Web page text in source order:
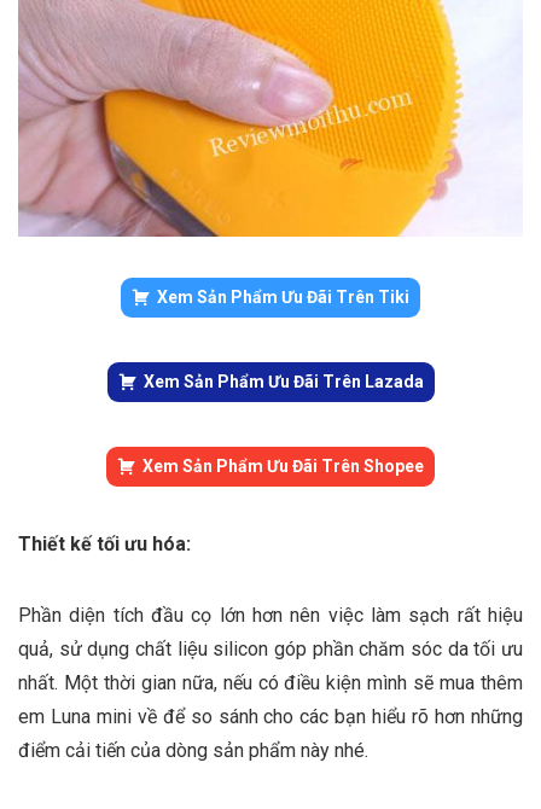
Xem Sản Phẩm Ưu Đãi Trên Tiki
Xem Sản Phẩm Ưu Đãi Trên Lazada
Xem Sản Phẩm Ưu Đãi Trên Shopee
Thiết kế tối ưu hóa:
Phần diện tích đầu cọ lớn hơn nên việc làm sạch rất hiệu
quả, sử dụng chất liệu silicon góp phần chăm sóc da tối ưu
nhất. Một thời gian nữa, nếu có điều kiện mình sẽ mua thêm
em Luna mini về để so sánh cho các bạn hiểu rõ hơn những
điểm cải tiến của dòng sản phẩm này nhé.